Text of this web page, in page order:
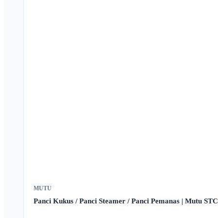
MUTU
Panci Kukus / Panci Steamer / Panci Pemanas | Mutu